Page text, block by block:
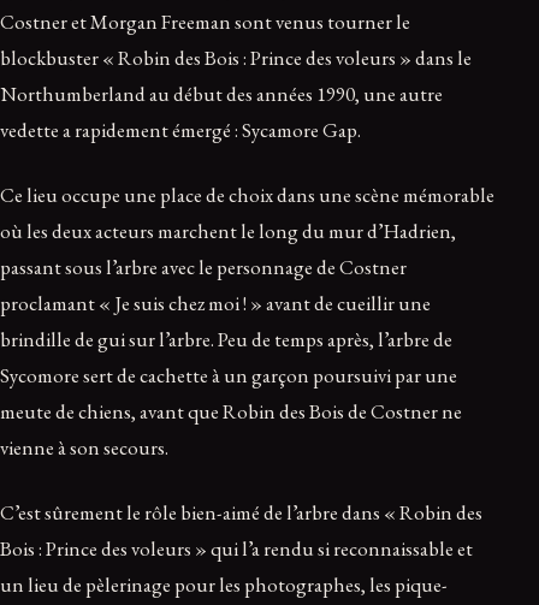
Costner et Morgan Freeman sont venus tourner le
blockbuster « Robin des Bois : Prince des voleurs » dans le
Northumberland au début des années 1990, une autre
vedette a rapidement émergé : Sycamore Gap.
Ce lieu occupe une place de choix dans une scène mémorable
où les deux acteurs marchent le long du mur d’Hadrien,
passant sous l’arbre avec le personnage de Costner
proclamant « Je suis chez moi ! » avant de cueillir une
brindille de gui sur l’arbre. Peu de temps après, l’arbre de
Sycomore sert de cachette à un garçon poursuivi par une
meute de chiens, avant que Robin des Bois de Costner ne
vienne à son secours.
C’est sûrement le rôle bien-aimé de l’arbre dans « Robin des
Bois : Prince des voleurs » qui l’a rendu si reconnaissable et
un lieu de pèlerinage pour les photographes, les pique-